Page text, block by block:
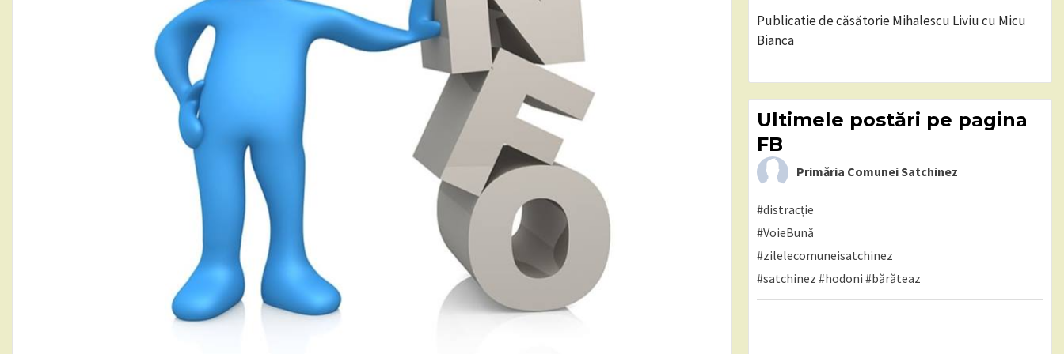
Publicatie de căsătorie Mihalescu Liviu cu Micu
Bianca
Ultimele postări pe pagina
FB
Primăria Comunei Satchinez
#distracție
#VoieBună
#zilelecomuneisatchinez
#satchinez #hodoni #bărăteaz